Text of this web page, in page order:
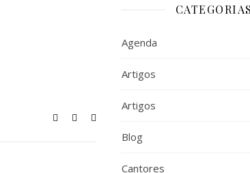
CATEGORIAS
Agenda
Artigos
Artigos
Blog
Cantores